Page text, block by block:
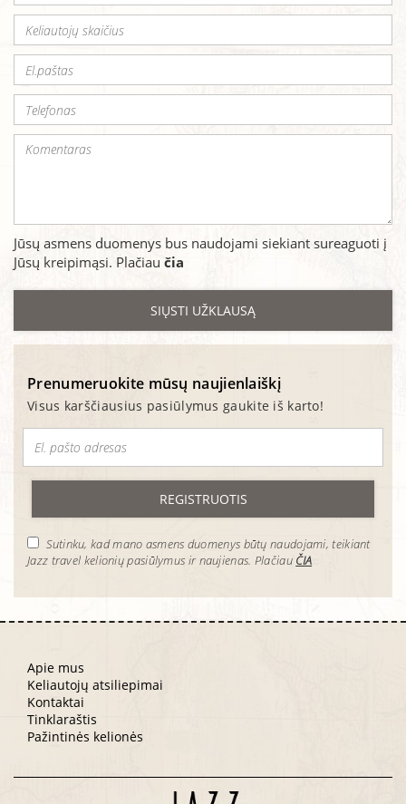
Jūsų asmens duomenys bus naudojami siekiant sureaguoti į
Jūsų kreipimąsi. Plačiau čia
Prenumeruokite mūsų naujienlaiškį
Visus karščiausius pasiūlymus gaukite iš karto!
REGISTRUOTIS
Sutinku, kad mano asmens duomenys būtų naudojami, teikiant
Jazz travel kelionių pasiūlymus ir naujienas. Plačiau ČIA
Apie mus
Keliautojų atsiliepimai
Kontaktai
Tinklaraštis
Pažintinės kelionės